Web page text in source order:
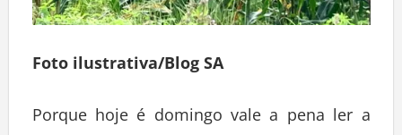
Foto ilustrativa/Blog SA
Porque hoje é domingo vale a pena ler a